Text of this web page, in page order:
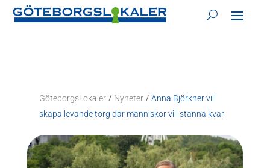
GöteborgsLokaler/ Nyheter/ Anna Björkner vill
skapa levande torg där människor vill stanna kvar